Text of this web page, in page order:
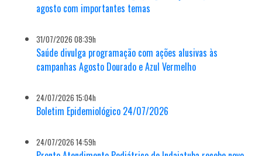
agosto com importantes temas
31/07/2026 08:39h
Saúde divulga programação com ações alusivas às
campanhas Agosto Dourado e Azul Vermelho
24/07/2026 15:04h
Boletim Epidemiológico 24/07/2026
24/07/2026 14:59h